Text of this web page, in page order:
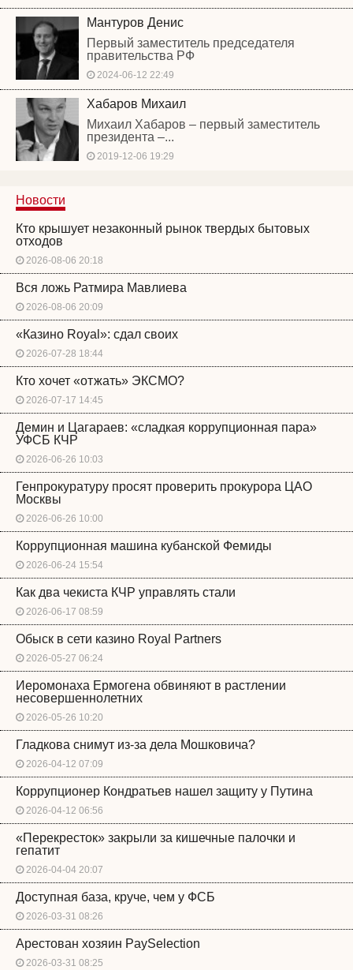
Мантуров Денис
Первый заместитель председателя
правительства РФ
2024-06-12 22:49
Хабаров Михаил
Михаил Хабаров – первый заместитель
президента –...
2019-12-06 19:29
Новости
Кто крышует незаконный рынок твердых бытовых
отходов
2026-08-06 20:18
Вся ложь Ратмира Мавлиева
2026-08-06 20:09
«Казино Royal»: сдал своих
2026-07-28 18:44
Кто хочет «отжать» ЭКСМО?
2026-07-17 14:45
Демин и Цагараев: «сладкая коррупционная пара»
УФСБ КЧР
2026-06-26 10:03
Генпрокуратуру просят проверить прокурора ЦАО
Москвы
2026-06-26 10:00
Коррупционная машина кубанской Фемиды
2026-06-24 15:54
Как два чекиста КЧР управлять стали
2026-06-17 08:59
Обыск в сети казино Royal Partners
2026-05-27 06:24
Иеромонаха Ермогена обвиняют в растлении
несовершеннолетних
2026-05-26 10:20
Гладкова снимут из-за дела Мошковича?
2026-04-12 07:09
Коррупционер Кондратьев нашел защиту у Путина
2026-04-12 06:56
«Перекресток» закрыли за кишечные палочки и
гепатит
2026-04-04 20:07
Доступная база, круче, чем у ФСБ
2026-03-31 08:26
Арестован хозяин PaySelection
2026-03-31 08:25